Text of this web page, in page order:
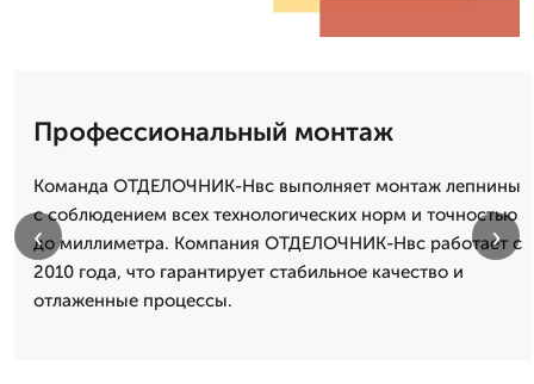
Профессиональный монтаж
Команда ОТДЕЛОЧНИК-Нвс выполняет монтаж лепнины
с соблюдением всех технологических норм и точностью
до миллиметра. Компания ОТДЕЛОЧНИК-Нвс работает с
2010 года, что гарантирует стабильное качество и
отлаженные процессы.
‹ ›